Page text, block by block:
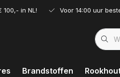
in NL! Voor 14:00 uur
Brandstoffen